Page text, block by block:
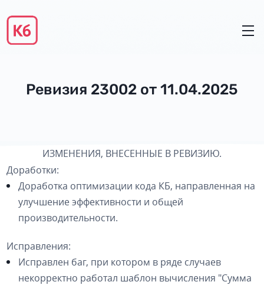
Ревизия 23002 от 11.04.2025
ИЗМЕНЕНИЯ, ВНЕСЕННЫЕ В РЕВИЗИЮ.
Доработки:
Доработка оптимизации кода КБ, направленная на
улучшение эффективности и общей
производительности.
Исправления:
Исправлен баг, при котором в ряде случаев
некорректно работал шаблон вычисления "Сумма